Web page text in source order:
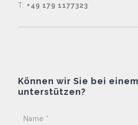
T: +49 179 1177323
Können wir Sie bei
unterstützen?
Name *